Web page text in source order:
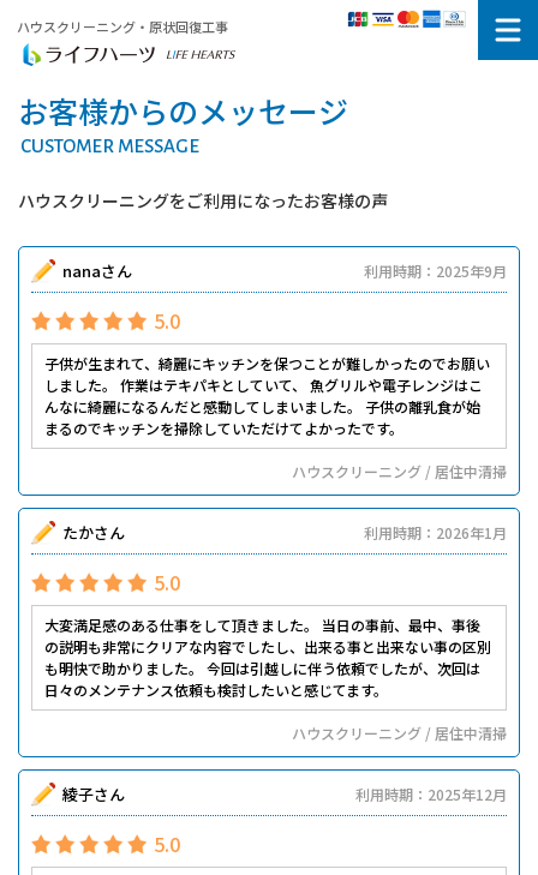
ハウスクリーニング・原状回復工事
お客様からのメッセージ
CUSTOMER MESSAGE
ハウスクリーニングをご利用になったお客様の声
nanaさん 利用時期：2025年9月
5.0
子供が生まれて、綺麗にキッチンを保つことが難しかったのでお願い
しました。 作業はテキパキとしていて、 魚グリルや電子レンジはこ
んなに綺麗になるんだと感動してしまいました。 子供の離乳食が始
まるのでキッチンを掃除していただけてよかったです。
ハウスクリーニング / 居住中清掃
たかさん 利用時期：2026年1月
5.0
大変満足感のある仕事をして頂きました。 当日の事前、最中、事後
の説明も非常にクリアな内容でしたし、出来る事と出来ない事の区別
も明快で助かりました。 今回は引越しに伴う依頼でしたが、次回は
日々のメンテナンス依頼も検討したいと感じてます。
ハウスクリーニング / 居住中清掃
綾子さん 利用時期：2025年12月
5.0